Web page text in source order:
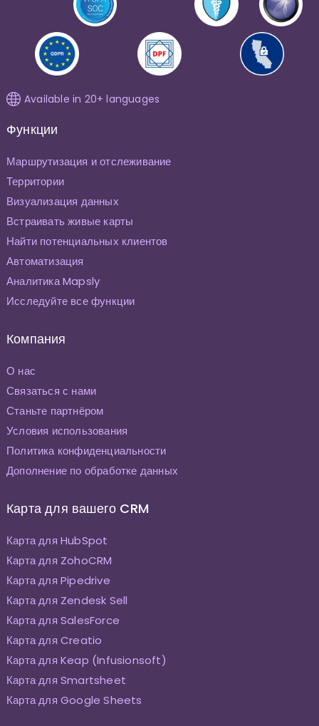
Available in 20+ languages
Функции
Маршрутизация и отслеживание
Территории
Визуализация данных
Встраивать живые карты
Найти потенциальных клиентов
Автоматизация
Аналитика Mapsly
Исследуйте все функции
Компания
О нас
Связаться с нами
Станьте партнёром
Условия использования
Политика конфиденциальности
Дополнение по обработке данных
Карта для вашего CRM
Карта для HubSpot
Карта для ZohoCRM
Карта для Pipedrive
Карта для Zendesk Sell
Карта для SalesForce
Карта для Creatio
Карта для Keap (Infusionsoft)
Карта для Smartsheet
Карта для Google Sheets